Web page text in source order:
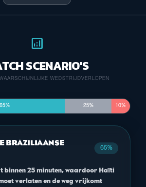
analytics
SCENARIO'S
WEDSTRIJDVERLOPEN
65% 25% 10%
BRAZILIAANSE
65%
binnen 25 minuten, waardoor Haïti
verlaten en de weg vrijkomt